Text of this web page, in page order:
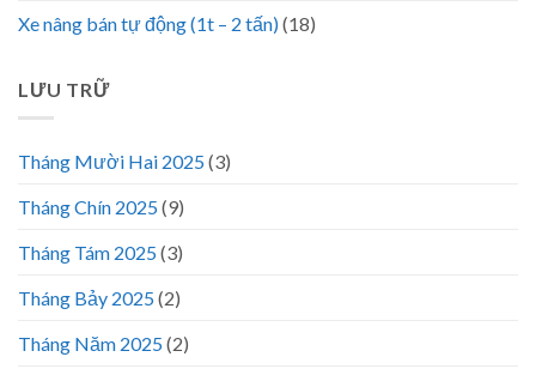
Xe nâng bán tự động (1t – 2 tấn)(18)
LƯU TRỮ
Tháng Mười Hai 2025(3)
Tháng Chín 2025(9)
Tháng Tám 2025(3)
Tháng Bảy 2025(2)
Tháng Năm 2025(2)